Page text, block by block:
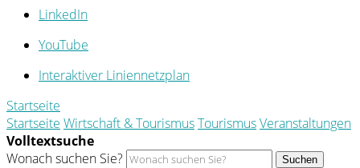
LinkedIn
YouTube
Interaktiver Liniennetzplan
Startseite
Startseite Wirtschaft & TourismusTourismusVeranstaltungen
Volltextsuche
Wonach suchen Sie?
Suchen